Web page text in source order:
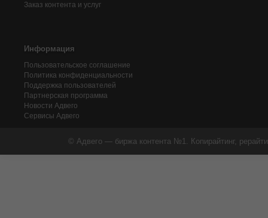
Заказ контента и услуг
Информация
Пользовательское соглашение
Политика конфиденциальности
Поддержка пользователей
Партнерская программа
Новости Адвего
Сервисы Адвего
© Адвего — биржа контента №1. Копирайтинг,